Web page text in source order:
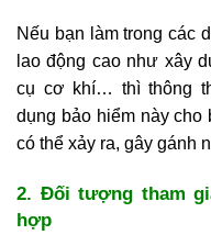
Nếu bạn làm trong các
lao động cao như xây
cụ cơ khí… thì thông
dụng bảo hiểm này cho
có thể xảy ra, gây gánh
2. Đối tượng tham
hợp